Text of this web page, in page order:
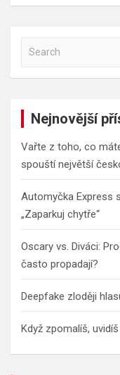
a
Nejnovější
Vařte z toho, co
spouští největší
Automyčka Express
„Zaparkuj chytře“
Oscary vs. Diváci:
často propadají?
Deepfake zloději
Když zpomalíš,